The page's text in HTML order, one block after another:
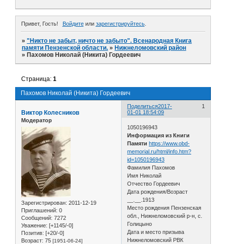
Привет, Гость! Войдитеили зарегистрируйтесь.
»"Никто не забыт, ничто не забыто". Всенародная Книга
памяти Пензенской области. » Нижнеломовский район
» Пахомов Николай (Никита) Гордеевич
Пахомов Николай (Никита) Гордеевич
Страница:1
Поделиться 1
2017-
01-01 18:54:09
Виктор Колесников
Модератор
Зарегистрирован: 2011-12-19
Приглашений: 0
Сообщений: 7272
Уважение: [+1145/-0]
Позитив: [+20/-0]
Возраст: 75 [1951-06-24]
1050196943
Информация из Книги
Памяти https://www.obd-
memorial.ru/html/info.htm?
id=1050196943
Фамилия Пахомов
Имя Николай
Отчество Гордеевич
Дата рождения/Возраст
__.__.1913
Место рождения Пензенская
обл., Нижнеломовский р-н, с.
Голицыно
Дата и место призыва
Нижнеломовский РВК